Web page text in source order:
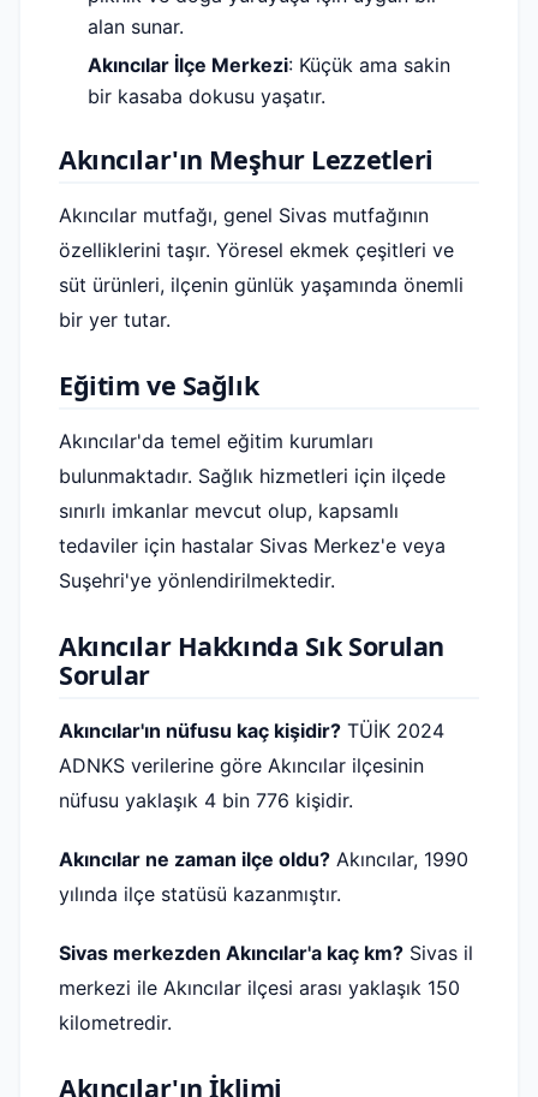
alan sunar.
Akıncılar İlçe Merkezi: Küçük ama sakin
bir kasaba dokusu yaşatır.
Akıncılar'ın Meşhur Lezzetleri
Akıncılar mutfağı, genel Sivas mutfağının
özelliklerini taşır. Yöresel ekmek çeşitleri ve
süt ürünleri, ilçenin günlük yaşamında önemli
bir yer tutar.
Eğitim ve Sağlık
Akıncılar'da temel eğitim kurumları
bulunmaktadır. Sağlık hizmetleri için ilçede
sınırlı imkanlar mevcut olup, kapsamlı
tedaviler için hastalar Sivas Merkez'e veya
Suşehri'ye yönlendirilmektedir.
Akıncılar Hakkında Sık Sorulan
Sorular
Akıncılar'ın nüfusu kaç kişidir? TÜİK 2024
ADNKS verilerine göre Akıncılar ilçesinin
nüfusu yaklaşık 4 bin 776 kişidir.
Akıncılar ne zaman ilçe oldu? Akıncılar, 1990
yılında ilçe statüsü kazanmıştır.
Sivas merkezden Akıncılar'a kaç km? Sivas il
merkezi ile Akıncılar ilçesi arası yaklaşık 150
kilometredir.
Akıncılar'ın İklimi